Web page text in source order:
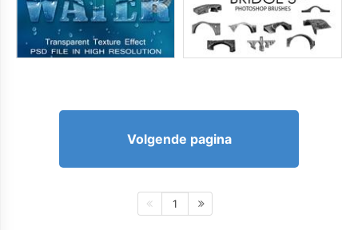
Volgende pagina
1